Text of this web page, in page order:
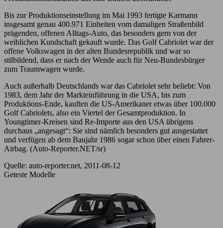
Bis zur Produktionseinstellung im Mai 1993 fertigte Karmann
insgesamt genau 400.971 Einheiten vom damaligen Straßenbild
prägenden, offenen Alltags-Auto, das besonders gern von der
weiblichen Kundschaft gekauft wurde. Das Golf Cabriolet war der
offene Volkswagen in der alten Bundesrepublik und war so
stilbildend, dass er nach der Wende auch für Neu-Bundesbürger
zum Traumwagen wurde.
Auch außerhalb Deutschlands war das Cabriolet sehr beliebt: Von
1983, dem Jahr der Markteinführung in die USA, bis zum
Produktions-Ende, kauften die US-Amerikaner etwas über 100.000
Golf Cabriolets, also ein Viertel der Gesamtproduktion. In
Youngtimer-Kreisen sind Re-Importe aus den USA übrigens
durchaus „angesagt“: Sie sind nämlich besonders gut ausgestattet
und verfügen ab dem Baujahr 1986 sogar schon über einen Fahrer-
Airbag. (Auto-Reporter.NET/sr)
Quelle: auto-reporter.net, 2011-08-12
Geteste Modelle